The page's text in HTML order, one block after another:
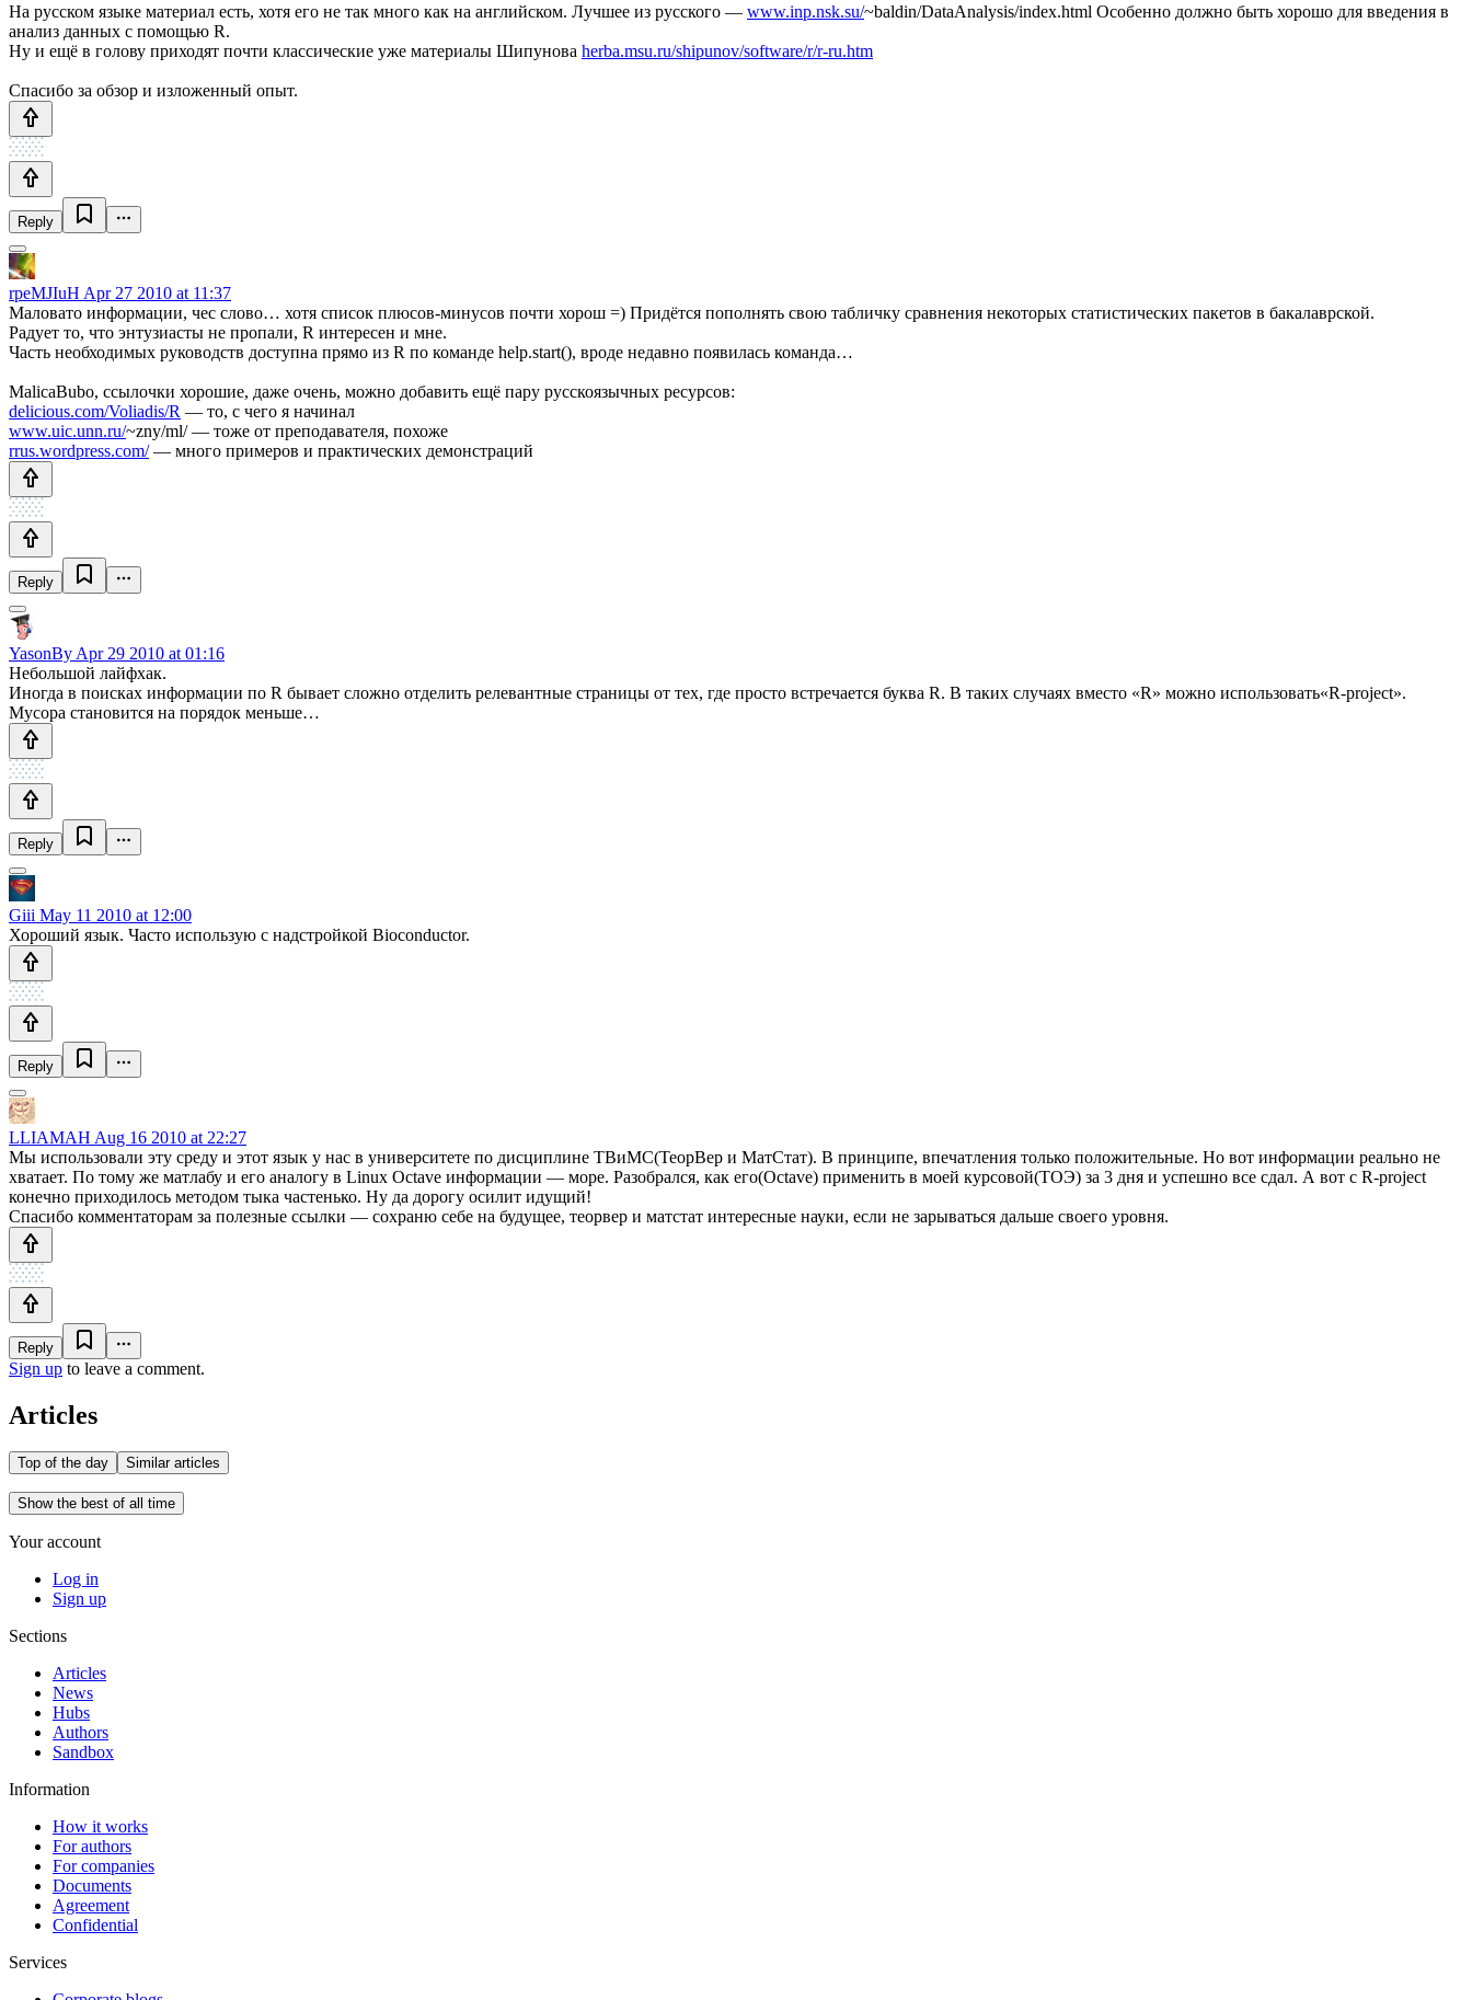
На русском языке материал есть, хотя его не так много как на английском. Лучшее из русского — www.inp.nsk.su/~baldin/DataAnalysis/index.html Особенно должно быть хорошо для введения в
анализ данных с помощью R.
Ну и ещё в голову приходят почти классические уже материалы Шипунова herba.msu.ru/shipunov/software/r/r-ru.htm
Спасибо за обзор и изложенный опыт.
Reply
rpeMJIuH Apr 27 2010 at 11:37
Маловато информации, чес слово… хотя список плюсов-минусов почти хорош =) Придётся пополнять свою табличку сравнения некоторых статистических пакетов в бакалаврской.
Радует то, что энтузиасты не пропали, R интересен и мне.
Часть необходимых руководств доступна прямо из R по команде help.start(), вроде недавно появилась команда…
MalicaBubo, ссылочки хорошие, даже очень, можно добавить ещё пару русскоязычных ресурсов:
delicious.com/Voliadis/R — то, с чего я начинал
www.uic.unn.ru/~zny/ml/ — тоже от преподавателя, похоже
rrus.wordpress.com/— много примеров и практических демонстраций
Reply
YasonBy Apr 29 2010 at 01:16
Небольшой лайфхак.
Иногда в поисках информации по R бывает сложно отделить релевантные страницы от тех, где просто встречается буква R. В таких случаях вместо «R» можно использовать«R-project».
Мусора становится на порядок меньше…
Reply
Giii May 11 2010 at 12:00
Хороший язык. Часто использую с надстройкой Bioconductor.
Reply
LLIAMAH Aug 16 2010 at 22:27
Мы использовали эту среду и этот язык у нас в университете по дисциплине ТВиМС(ТеорВер и МатСтат). В принципе, впечатления только положительные. Но вот информации реально не
хватает. По тому же матлабу и его аналогу в Linux Octave информации — море. Разобрался, как его(Octave) применить в моей курсовой(ТОЭ) за 3 дня и успешно все сдал. А вот с R-project
конечно приходилось методом тыка частенько. Ну да дорогу осилит идущий!
Спасибо комментаторам за полезные ссылки — сохраню себе на будущее, теорвер и матстат интересные науки, если не зарываться дальше своего уровня.
Reply
Sign up to leave a comment.
Articles
Top of the day Similar articles
Show the best of all time
Your account
Log in
Sign up
Sections
Articles
News
Hubs
Authors
Sandbox
Information
How it works
For authors
For companies
Documents
Agreement
Confidential
Services